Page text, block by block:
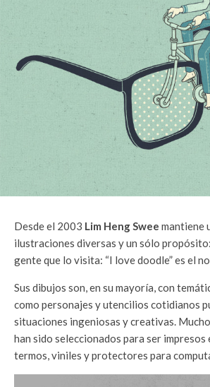
Desde el 2003 Lim Heng Swee mantiene
ilustraciones diversas y un sólo
gente que lo visita: “I love doodle” es el
Sus dibujos son, en su mayoría, con
como personajes y utencilios cotidianos
situaciones ingeniosas y creativas.
han sido seleccionados para ser impresos
termos, viniles y protectores para